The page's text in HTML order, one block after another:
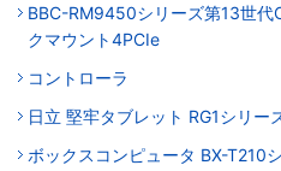
BBC-RM9450シリーズ第13世代
クマウント4PCIe
コントローラ
日立 堅牢タブレット RG1シリー
ボックスコンピュータ BX-T210